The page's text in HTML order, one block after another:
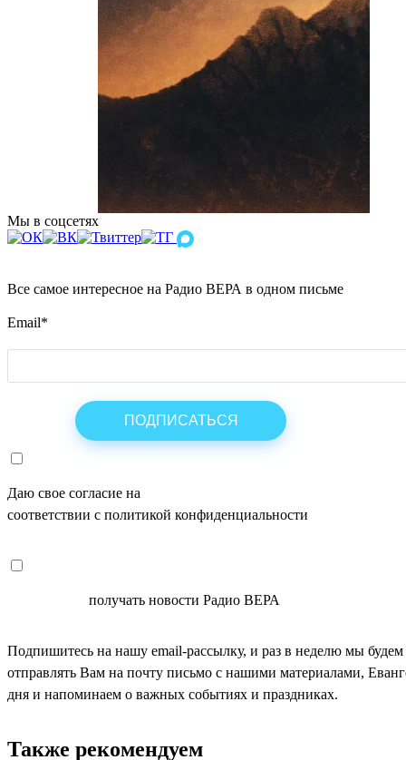
Мы в соцсетях
Все самое интересное на Радио ВЕРА в одном письме
Email*
Даю свое согласие на
соответствии с политикой конфиденциальности
получать новости Радио ВЕРА
Подпишитесь на нашу email-рассылку, и раз в неделю мы будем
отправлять Вам на почту письмо с нашими материалами,
дня и напоминаем о важных событиях и праздниках.
Также рекомендуем